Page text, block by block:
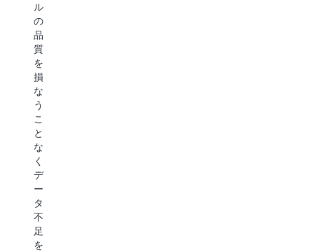
ル
の
品
質
を
損
な
う
こ
と
な
く
デ
ー
タ
不
足
を